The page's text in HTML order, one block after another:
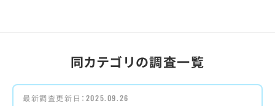
同カテゴリの調査一覧
最新調査更新日： 2025.09.26